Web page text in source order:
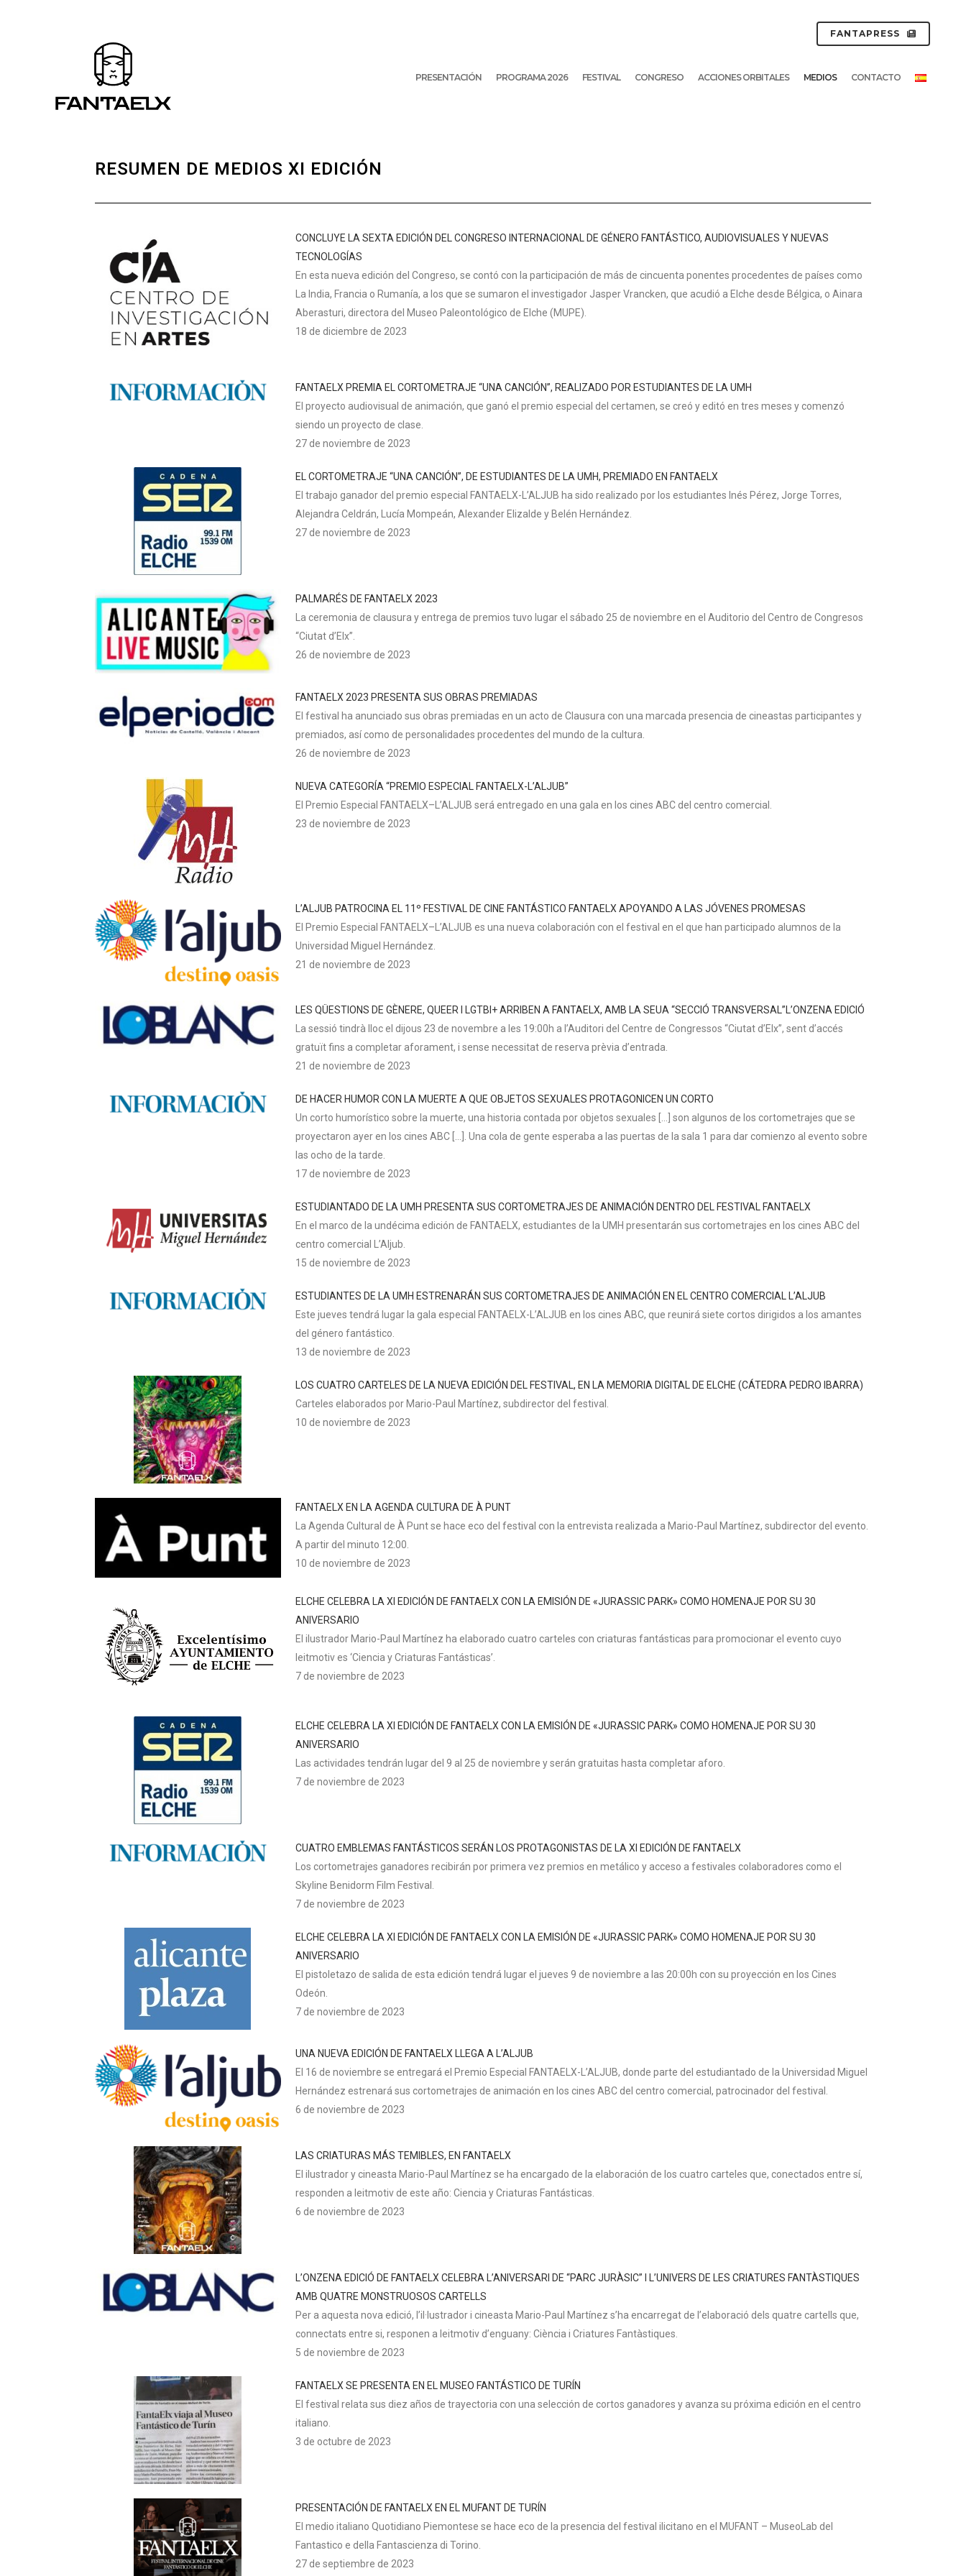
FANTAPRESS
PRESENTACIÓN PROGRAMA 2026 FESTIVAL CONGRESO ACCIONES ORBITALES MEDIOS CONTACTO
RESUMEN DE MEDIOS XI EDICIÓN
CONCLUYE LA SEXTA EDICIÓN DEL CONGRESO INTERNACIONAL DE GÉNERO FANTÁSTICO, AUDIOVISUALES Y NUEVAS
TECNOLOGÍAS
En esta nueva edición del Congreso, se contó con la participación de más de cincuenta ponentes procedentes de países como
La India, Francia o Rumanía, a los que se sumaron el investigador Jasper Vrancken, que acudió a Elche desde Bélgica, o Ainara
Aberasturi, directora del Museo Paleontológico de Elche (MUPE).
18 de diciembre de 2023
FANTAELX PREMIA EL CORTOMETRAJE “UNA CANCIÓN”, REALIZADO POR ESTUDIANTES DE LA UMH
El proyecto audiovisual de animación, que ganó el premio especial del certamen, se creó y editó en tres meses y comenzó
siendo un proyecto de clase.
27 de noviembre de 2023
EL CORTOMETRAJE “UNA CANCIÓN”, DE ESTUDIANTES DE LA UMH, PREMIADO EN FANTAELX
El trabajo ganador del premio especial FANTAELX-L’ALJUB ha sido realizado por los estudiantes Inés Pérez, Jorge Torres,
Alejandra Celdrán, Lucía Mompeán, Alexander Elizalde y Belén Hernández.
27 de noviembre de 2023
PALMARÉS DE FANTAELX 2023
La ceremonia de clausura y entrega de premios tuvo lugar el sábado 25 de noviembre en el Auditorio del Centro de Congresos
“Ciutat d’Elx”.
26 de noviembre de 2023
FANTAELX 2023 PRESENTA SUS OBRAS PREMIADAS
El festival ha anunciado sus obras premiadas en un acto de Clausura con una marcada presencia de cineastas participantes y
premiados, así como de personalidades procedentes del mundo de la cultura.
26 de noviembre de 2023
NUEVA CATEGORÍA “PREMIO ESPECIAL FANTAELX-L’ALJUB”
El Premio Especial FANTAELX–L’ALJUB será entregado en una gala en los cines ABC del centro comercial.
23 de noviembre de 2023
L’ALJUB PATROCINA EL 11º FESTIVAL DE CINE FANTÁSTICO FANTAELX APOYANDO A LAS JÓVENES PROMESAS
El Premio Especial FANTAELX–L’ALJUB es una nueva colaboración con el festival en el que han participado alumnos de la
Universidad Miguel Hernández.
21 de noviembre de 2023
LES QÜESTIONS DE GÈNERE, QUEER I LGTBI+ ARRIBEN A FANTAELX, AMB LA SEUA “SECCIÓ TRANSVERSAL”L’ONZENA EDICIÓ
La sessió tindrà lloc el dijous 23 de novembre a les 19:00h a l’Auditori del Centre de Congressos “Ciutat d’Elx”, sent d’accés
gratuït fins a completar aforament, i sense necessitat de reserva prèvia d’entrada.
21 de noviembre de 2023
DE HACER HUMOR CON LA MUERTE A QUE OBJETOS SEXUALES PROTAGONICEN UN CORTO
Un corto humorístico sobre la muerte, una historia contada por objetos sexuales […] son algunos de los cortometrajes que se
proyectaron ayer en los cines ABC […]. Una cola de gente esperaba a las puertas de la sala 1 para dar comienzo al evento sobre
las ocho de la tarde.
17 de noviembre de 2023
ESTUDIANTADO DE LA UMH PRESENTA SUS CORTOMETRAJES DE ANIMACIÓN DENTRO DEL FESTIVAL FANTAELX
En el marco de la undécima edición de FANTAELX, estudiantes de la UMH presentarán sus cortometrajes en los cines ABC del
centro comercial L’Aljub.
15 de noviembre de 2023
ESTUDIANTES DE LA UMH ESTRENARÁN SUS CORTOMETRAJES DE ANIMACIÓN EN EL CENTRO COMERCIAL L’ALJUB
Este jueves tendrá lugar la gala especial FANTAELX-L’ALJUB en los cines ABC, que reunirá siete cortos dirigidos a los amantes
del género fantástico.
13 de noviembre de 2023
LOS CUATRO CARTELES DE LA NUEVA EDICIÓN DEL FESTIVAL, EN LA MEMORIA DIGITAL DE ELCHE (CÁTEDRA PEDRO IBARRA)
Carteles elaborados por Mario-Paul Martínez, subdirector del festival.
10 de noviembre de 2023
FANTAELX EN LA AGENDA CULTURA DE À PUNT
La Agenda Cultural de À Punt se hace eco del festival con la entrevista realizada a Mario-Paul Martínez, subdirector del evento.
A partir del minuto 12:00.
10 de noviembre de 2023
ELCHE CELEBRA LA XI EDICIÓN DE FANTAELX CON LA EMISIÓN DE «JURASSIC PARK» COMO HOMENAJE POR SU 30
ANIVERSARIO
El ilustrador Mario-Paul Martínez ha elaborado cuatro carteles con criaturas fantásticas para promocionar el evento cuyo
leitmotiv es ‘Ciencia y Criaturas Fantásticas’.
7 de noviembre de 2023
ELCHE CELEBRA LA XI EDICIÓN DE FANTAELX CON LA EMISIÓN DE «JURASSIC PARK» COMO HOMENAJE POR SU 30
ANIVERSARIO
Las actividades tendrán lugar del 9 al 25 de noviembre y serán gratuitas hasta completar aforo.
7 de noviembre de 2023
CUATRO EMBLEMAS FANTÁSTICOS SERÁN LOS PROTAGONISTAS DE LA XI EDICIÓN DE FANTAELX
Los cortometrajes ganadores recibirán por primera vez premios en metálico y acceso a festivales colaboradores como el
Skyline Benidorm Film Festival.
7 de noviembre de 2023
ELCHE CELEBRA LA XI EDICIÓN DE FANTAELX CON LA EMISIÓN DE «JURASSIC PARK» COMO HOMENAJE POR SU 30
ANIVERSARIO
El pistoletazo de salida de esta edición tendrá lugar el jueves 9 de noviembre a las 20:00h con su proyección en los Cines
Odeón.
7 de noviembre de 2023
UNA NUEVA EDICIÓN DE FANTAELX LLEGA A L’ALJUB
El 16 de noviembre se entregará el Premio Especial FANTAELX-L’ALJUB, donde parte del estudiantado de la Universidad Miguel
Hernández estrenará sus cortometrajes de animación en los cines ABC del centro comercial, patrocinador del festival.
6 de noviembre de 2023
LAS CRIATURAS MÁS TEMIBLES, EN FANTAELX
El ilustrador y cineasta Mario-Paul Martínez se ha encargado de la elaboración de los cuatro carteles que, conectados entre sí,
responden a leitmotiv de este año: Ciencia y Criaturas Fantásticas.
6 de noviembre de 2023
L’ONZENA EDICIÓ DE FANTAELX CELEBRA L’ANIVERSARI DE “PARC JURÀSIC” I L’UNIVERS DE LES CRIATURES FANTÀSTIQUES
AMB QUATRE MONSTRUOSOS CARTELLS
Per a aquesta nova edició, l’il·lustrador i cineasta Mario-Paul Martínez s’ha encarregat de l’elaboració dels quatre cartells que,
connectats entre si, responen a leitmotiv d’enguany: Ciència i Criatures Fantàstiques.
5 de noviembre de 2023
FANTAELX SE PRESENTA EN EL MUSEO FANTÁSTICO DE TURÍN
El festival relata sus diez años de trayectoria con una selección de cortos ganadores y avanza su próxima edición en el centro
italiano.
3 de octubre de 2023
PRESENTACIÓN DE FANTAELX EN EL MUFANT DE TURÍN
El medio italiano Quotidiano Piemontese se hace eco de la presencia del festival ilicitano en el MUFANT – MuseoLab del
Fantastico e della Fantascienza di Torino.
27 de septiembre de 2023